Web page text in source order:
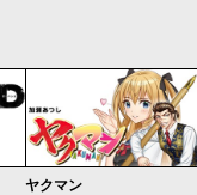
ヤクマン